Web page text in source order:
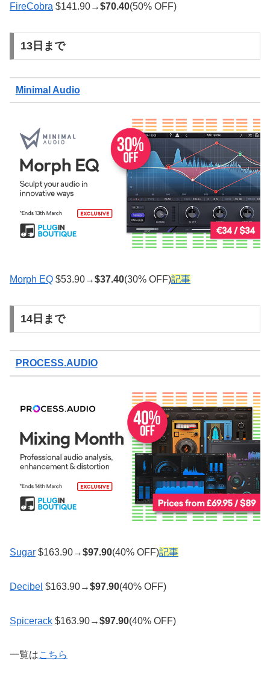
FireCobra $141.90→$70.40(50% OFF)
13日まで
Minimal Audio
Morph EQ $53.90→$37.40(30% OFF)記事
14日まで
PROCESS.AUDIO
Sugar $163.90→$97.90(40% OFF)記事
Decibel $163.90→$97.90(40% OFF)
Spicerack $163.90→$97.90(40% OFF)
一覧はこちら